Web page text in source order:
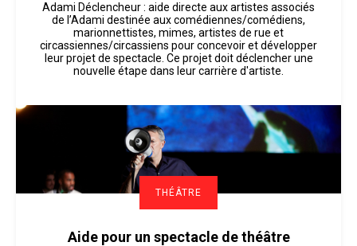
Adami Déclencheur : aide directe aux artistes associés
de l’Adami destinée aux comédiennes/comédiens,
marionnettistes, mimes, artistes de rue et
circassiennes/circassiens pour concevoir et développer
leur projet de spectacle. Ce projet doit déclencher une
nouvelle étape dans leur carrière d'artiste.
THÉÂTRE
Aide pour un spectacle de théâtre